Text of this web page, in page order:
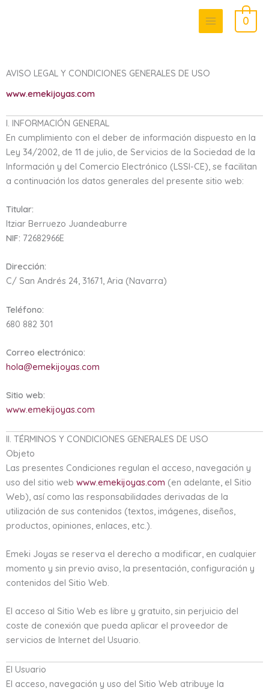
0
AVISO LEGAL Y CONDICIONES GENERALES DE USO
www.emekijoyas.com
I. INFORMACIÓN GENERAL
En cumplimiento con el deber de información dispuesto en la
Ley 34/2002, de 11 de julio, de Servicios de la Sociedad de la
Información y del Comercio Electrónico (LSSI-CE), se facilitan
a continuación los datos generales del presente sitio web:
Titular:
Itziar Berruezo Juandeaburre
NIF: 72682966E
Dirección:
C/ San Andrés 24, 31671, Aria (Navarra)
Teléfono:
680 882 301
Correo electrónico:
hola@emekijoyas.com
Sitio web:
www.emekijoyas.com
II. TÉRMINOS Y CONDICIONES GENERALES DE USO
Objeto
Las presentes Condiciones regulan el acceso, navegación y
uso del sitio web www.emekijoyas.com (en adelante, el Sitio
Web), así como las responsabilidades derivadas de la
utilización de sus contenidos (textos, imágenes, diseños,
productos, opiniones, enlaces, etc.).
Emeki Joyas se reserva el derecho a modificar, en cualquier
momento y sin previo aviso, la presentación, configuración y
contenidos del Sitio Web.
El acceso al Sitio Web es libre y gratuito, sin perjuicio del
coste de conexión que pueda aplicar el proveedor de
servicios de Internet del Usuario.
El Usuario
El acceso, navegación y uso del Sitio Web atribuye la